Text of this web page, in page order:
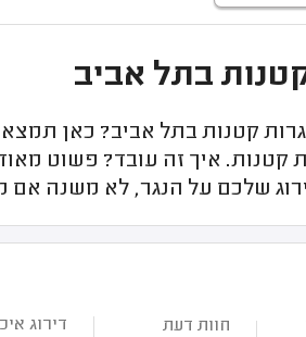
בתל אביב
קטנות בתל אביב? כאן
קטנות. איך זה עובד? פשוט
שלכם על הנגר, לא משנה אם
חוות דעת דירוג